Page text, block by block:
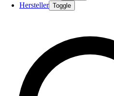
Hersteller Toggle